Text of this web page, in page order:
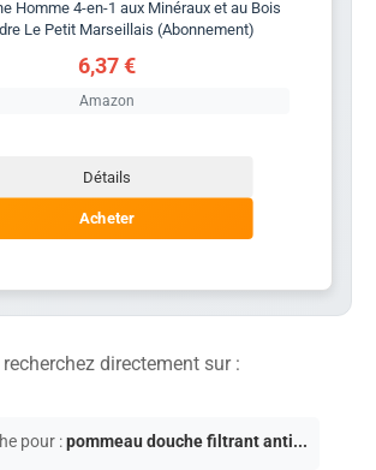
Homme 4-en-1 aux Minéraux et au Bois
Le Petit Marseillais (Abonnement)
6,37 €
Amazon
Détails
Acheter
recherchez directement sur :
pour :pommeau douche filtrant anti...